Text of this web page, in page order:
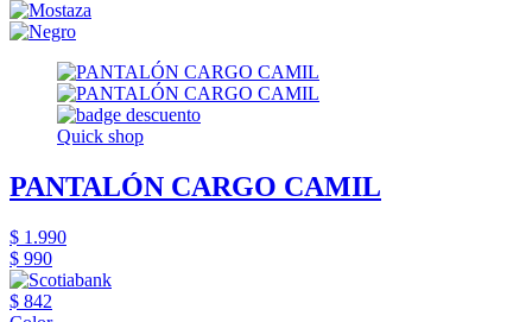
Quick shop
PANTALÓN CARGO CAMIL
$ 1.990
$ 990
$ 842